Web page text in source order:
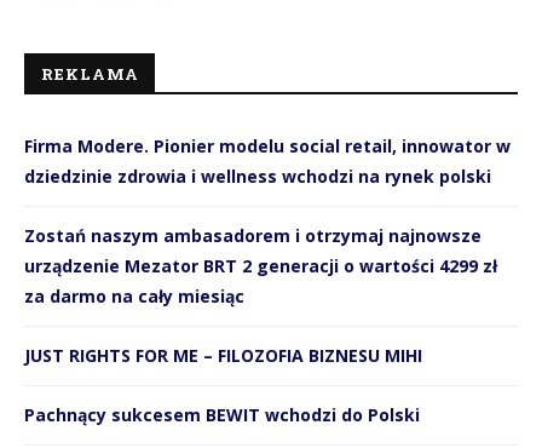
REKLAMA
Firma Modere. Pionier modelu social retail, innowator w
dziedzinie zdrowia i wellness wchodzi na rynek polski
Zostań naszym ambasadorem i otrzymaj najnowsze
urządzenie Mezator BRT 2 generacji o wartości 4299 zł
za darmo na cały miesiąc
JUST RIGHTS FOR ME – FILOZOFIA BIZNESU MIHI
Pachnący sukcesem BEWIT wchodzi do Polski